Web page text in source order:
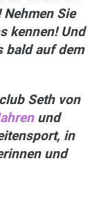
Sie
kennen! Und
bald auf dem
Seth von
und
in
und